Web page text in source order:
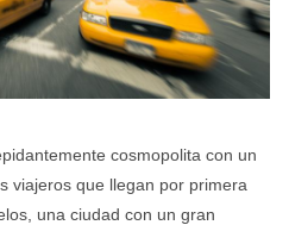
cosmopolita con un
viajeros que llegan por primera
una ciudad con un gran